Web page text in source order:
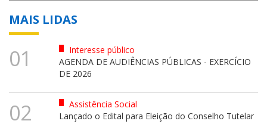
MAIS LIDAS
01
Interesse público
AGENDA DE AUDIÊNCIAS PÚBLICAS - EXERCÍCIO
DE 2026
02
Assistência Social
Lançado o Edital para Eleição do Conselho Tutelar